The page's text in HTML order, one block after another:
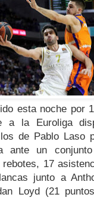
esta noche por
a la Euroliga
de Pablo Laso
ante un
17
junto a
Loyd (21